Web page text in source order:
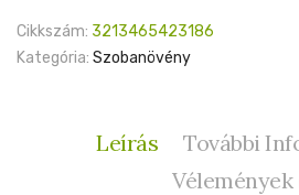
Cikkszám: 3213465423186
Kategória: Szobanövény
Leírás
További
Vélemények